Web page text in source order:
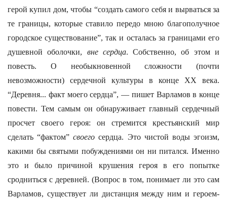
герой купил дом, чтобы “создать самого себя и вырваться за
те границы, которые ставило передо мною благополучное
городское существование”, так и осталась за границами его
душевной оболочки, вне сердца. Собственно, об этом и
повесть. О необыкновенной сложности (почти
невозможности) сердечной культуры в конце ХХ века.
“Деревня... факт моего сердца”, — пишет Варламов в конце
повести. Тем самым он обнаруживает главный сердечный
просчет своего героя: он стремится крестьянский мир
сделать “фактом”своего сердца. Это чистой воды эгоизм,
какими бы святыми побуждениями он ни питался. Именно
это и было причиной крушения героя в его попытке
сродниться с деревней. (Вопрос в том, понимает ли это сам
Варламов, существует ли дистанция между ним и героем-